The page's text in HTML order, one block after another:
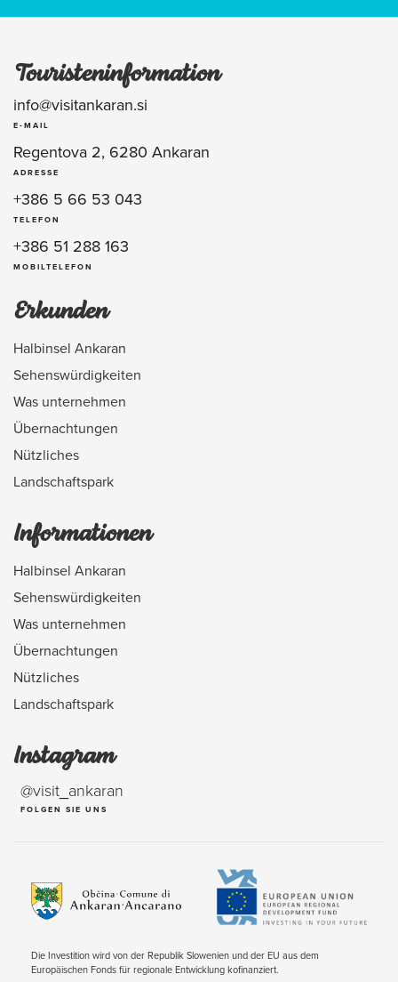
Touristeninformation
info@visitankaran.si
E-MAIL
Regentova 2, 6280 Ankaran
ADRESSE
+386 5 66 53 043
TELEFON
+386 51 288 163
MOBILTELEFON
Erkunden
Halbinsel Ankaran
Sehenswürdigkeiten
Was unternehmen
Übernachtungen
Nützliches
Landschaftspark
Informationen
Halbinsel Ankaran
Sehenswürdigkeiten
Was unternehmen
Übernachtungen
Nützliches
Landschaftspark
Instagram
@visit_ankaran
FOLGEN SIE UNS
Die Investition wird von der Republik Slowenien und der EU aus dem
Europäischen Fonds für regionale Entwicklung kofinanziert.